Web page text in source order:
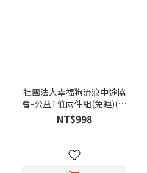
社團法人幸福狗流浪中途協
會-公益T恤兩件組(免運)(廠
商直送)
NT$998